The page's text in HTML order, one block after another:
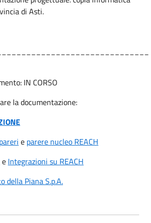
di Asti.
IN CORSO
la documentazione:
pareri e parere nucleo REACH
e Integrazioni su REACH
della Piana S.p.A.